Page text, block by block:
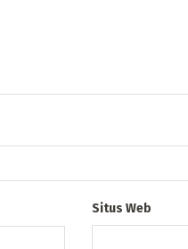
Situs Web